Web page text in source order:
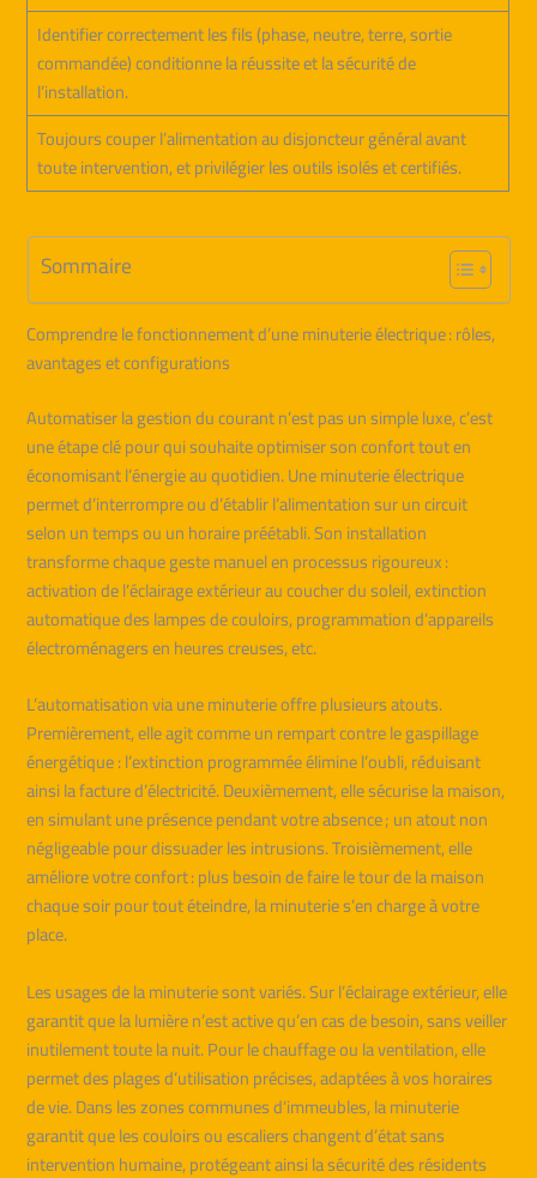
Identifier correctement les fils (phase, neutre, terre, sortie
commandée) conditionne la réussite et la sécurité de
l’installation.
Toujours couper l’alimentation au disjoncteur général avant
toute intervention, et privilégier les outils isolés et certifiés.
Sommaire
Comprendre le fonctionnement d’une minuterie électrique : rôles,
avantages et configurations
Automatiser la gestion du courant n’est pas un simple luxe, c’est
une étape clé pour qui souhaite optimiser son confort tout en
économisant l’énergie au quotidien. Une minuterie électrique
permet d’interrompre ou d’établir l’alimentation sur un circuit
selon un temps ou un horaire préétabli. Son installation
transforme chaque geste manuel en processus rigoureux :
activation de l’éclairage extérieur au coucher du soleil, extinction
automatique des lampes de couloirs, programmation d’appareils
électroménagers en heures creuses, etc.
L’automatisation via une minuterie offre plusieurs atouts.
Premièrement, elle agit comme un rempart contre le gaspillage
énergétique : l’extinction programmée élimine l’oubli, réduisant
ainsi la facture d’électricité. Deuxièmement, elle sécurise la maison,
en simulant une présence pendant votre absence ; un atout non
négligeable pour dissuader les intrusions. Troisièmement, elle
améliore votre confort : plus besoin de faire le tour de la maison
chaque soir pour tout éteindre, la minuterie s’en charge à votre
place.
Les usages de la minuterie sont variés. Sur l’éclairage extérieur, elle
garantit que la lumière n’est active qu’en cas de besoin, sans veiller
inutilement toute la nuit. Pour le chauffage ou la ventilation, elle
permet des plages d’utilisation précises, adaptées à vos horaires
de vie. Dans les zones communes d’immeubles, la minuterie
garantit que les couloirs ou escaliers changent d’état sans
intervention humaine, protégeant ainsi la sécurité des résidents